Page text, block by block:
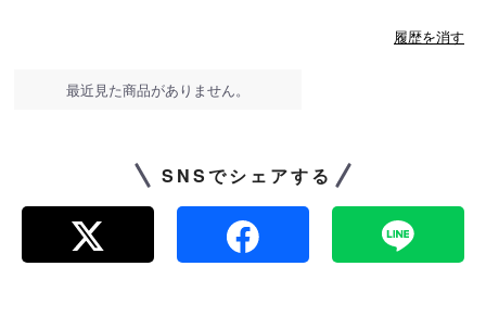
履歴を消す
最近見た商品がありません。
SNSでシェアする